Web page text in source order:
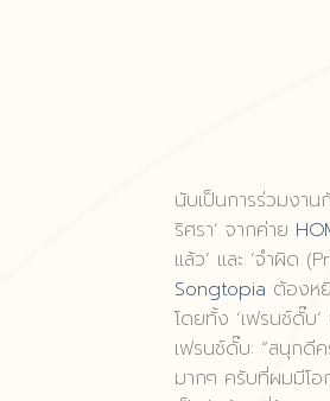
นับเป็นการร่วมงา
ริศรา’ จากค่าย
แล้ว’ และ ‘จำผิด
Songtopia ต้องห
โดยทั้ง ‘เฟรนช์ดั๊บ’
เฟรนช์ดั๊บ: “สนุกดี
มากๆ ครับที่ผมมีโอ